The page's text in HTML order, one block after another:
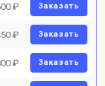
₽ Заказать
₽ Заказать
₽ Заказать